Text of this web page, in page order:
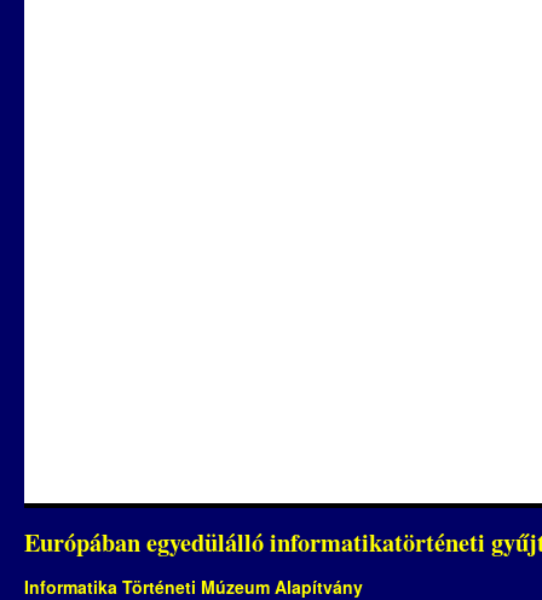
Európában egyedülálló informatikatörténeti
Informatika Történeti Múzeum Alapítvány